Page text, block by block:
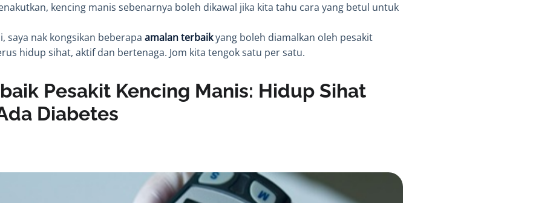
kencing manis sebenarnya boleh dikawal jika kita tahu cara yang betul untuk
saya nak kongsikan beberapa amalan terbaikyang boleh diamalkan oleh pesakit
hidup sihat, aktif dan bertenaga. Jom kita tengok satu per satu.
Pesakit Kencing Manis: Hidup Sihat
Diabetes